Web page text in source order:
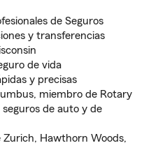
de Seguros
y transferencias
de vida
y precisas
miembro de Rotary
de auto y de
Zurich, Hawthorn Woods,